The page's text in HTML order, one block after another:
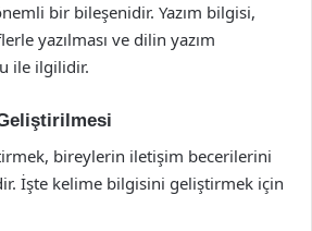
bir bileşenidir. Yazım bilgisi,
yazılması ve dilin yazım
ile ilgilidir.
bireylerin iletişim becerilerini
İşte kelime bilgisini geliştirmek için